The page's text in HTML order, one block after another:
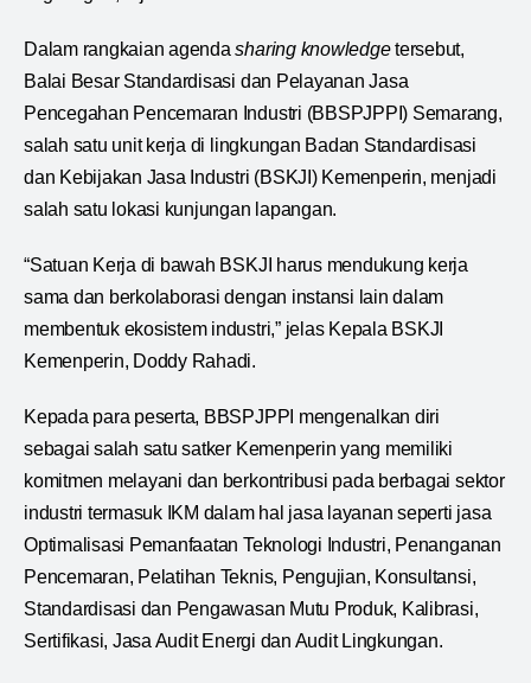
Dalam rangkaian agendasharing knowledgetersebut,
Balai Besar Standardisasi dan Pelayanan Jasa
Pencegahan Pencemaran Industri (BBSPJPPI) Semarang,
salah satu unit kerja di lingkungan Badan Standardisasi
dan Kebijakan Jasa Industri (BSKJI) Kemenperin, menjadi
salah satu lokasi kunjungan lapangan.
“Satuan Kerja di bawah BSKJI harus mendukung kerja
sama dan berkolaborasi dengan instansi lain dalam
membentuk ekosistem industri,” jelas Kepala BSKJI
Kemenperin, Doddy Rahadi.
Kepada para peserta, BBSPJPPI mengenalkan diri
sebagai salah satu satker Kemenperin yang memiliki
komitmen melayani dan berkontribusi pada berbagai sektor
industri termasuk IKM dalam hal jasa layanan seperti jasa
Optimalisasi Pemanfaatan Teknologi Industri, Penanganan
Pencemaran, Pelatihan Teknis, Pengujian, Konsultansi,
Standardisasi dan Pengawasan Mutu Produk, Kalibrasi,
Sertifikasi, Jasa Audit Energi dan Audit Lingkungan.